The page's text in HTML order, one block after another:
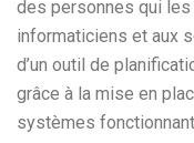
des personnes qui les
informaticiens et aux
d’un outil de
grâce à la mise en
systèmes